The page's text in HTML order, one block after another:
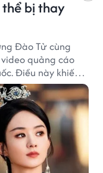
thể bị thay
Đào Tử cùng
quảng cáo
Điều này khiến
ngôi sao hàng
thể bị thay thế